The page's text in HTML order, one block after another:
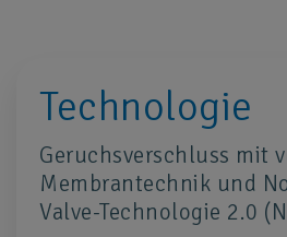
Technologie
Geruchsverschluss mit
Membrantechnik und
Valve-Technologie 2.0